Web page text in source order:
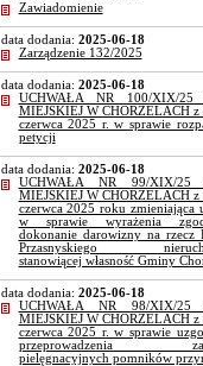
Zawiadomienie
data dodania: 2025-06-18
Zarządzenie 132/2025
data dodania: 2025-06-18
UCHWAŁA NR 100/XIX/25
MIEJSKIEJ W CHORZELACH z
czerwca 2025 r. w sprawie
petycji
data dodania: 2025-06-18
UCHWAŁA NR 99/XIX/25
MIEJSKIEJ W CHORZELACH z
czerwca 2025 roku zmieniająca
w sprawie wyrażenia
dokonanie darowizny na rzecz
Przasnyskiego
stanowiącej własność Gminy
data dodania: 2025-06-18
UCHWAŁA NR 98/XIX/25
MIEJSKIEJ W CHORZELACH z
czerwca 2025 r. w sprawie
przeprowadzenia
pielęgnacyjnych pomników